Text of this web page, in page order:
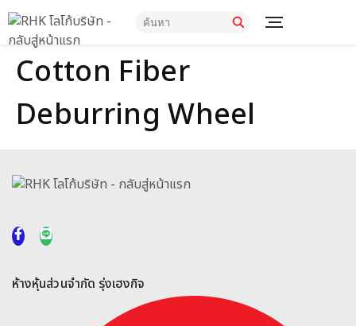
Cotton Fiber
Deburring Wheel
ห้างหุ้นส่วนจำกัด รุ่งเฮงกิจ